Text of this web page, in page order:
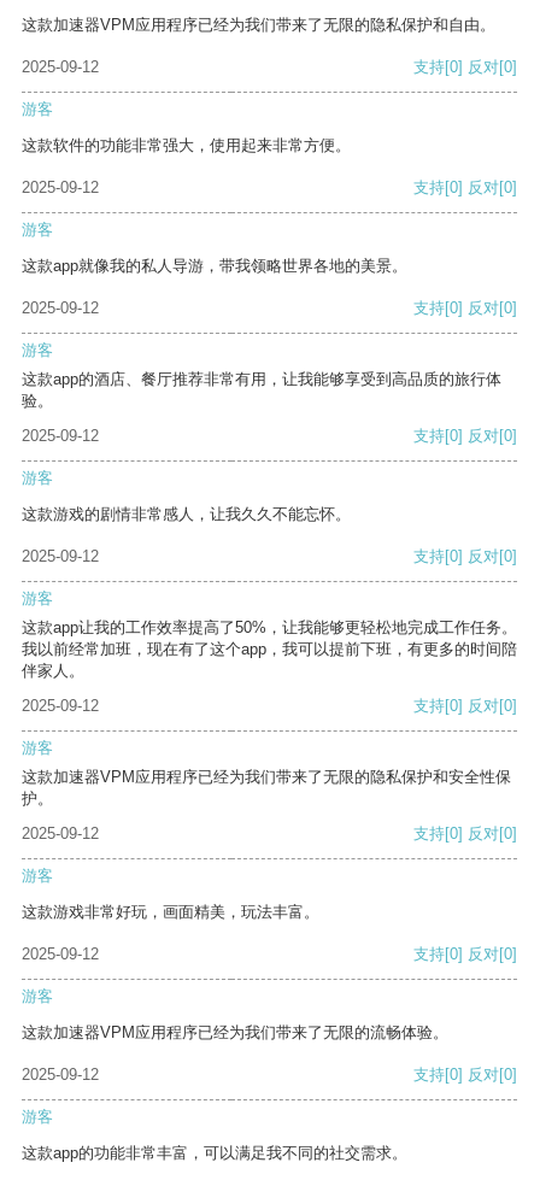
这款加速器VPM应用程序已经为我们带来了无限的隐私保护和自由。
2025-09-12 支持[0] 反对[0]
游客
这款软件的功能非常强大，使用起来非常方便。
2025-09-12 支持[0] 反对[0]
游客
这款app就像我的私人导游，带我领略世界各地的美景。
2025-09-12 支持[0] 反对[0]
游客
这款app的酒店、餐厅推荐非常有用，让我能够享受到高品质的旅行体
验。
2025-09-12
支持[0] 反对[0]
游客
这款游戏的剧情非常感人，让我久久不能忘怀。
2025-09-12 支持[0] 反对[0]
游客
这款app让我的工作效率提高了50%，让我能够更轻松地完成工作任务。
我以前经常加班，现在有了这个app，我可以提前下班，有更多的时间陪
伴家人。
2025-09-12
支持[0] 反对[0]
游客
这款加速器VPM应用程序已经为我们带来了无限的隐私保护和安全性保
护。
2025-09-12
支持[0] 反对[0]
游客
这款游戏非常好玩，画面精美，玩法丰富。
2025-09-12 支持[0] 反对[0]
游客
这款加速器VPM应用程序已经为我们带来了无限的流畅体验。
2025-09-12 支持[0] 反对[0]
游客
这款app的功能非常丰富，可以满足我不同的社交需求。